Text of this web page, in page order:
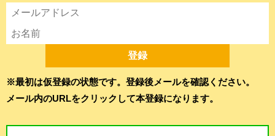
※最初は仮登録の状態です。登録後メールを確認ください。
メール内のURLをクリックして本登録になります。